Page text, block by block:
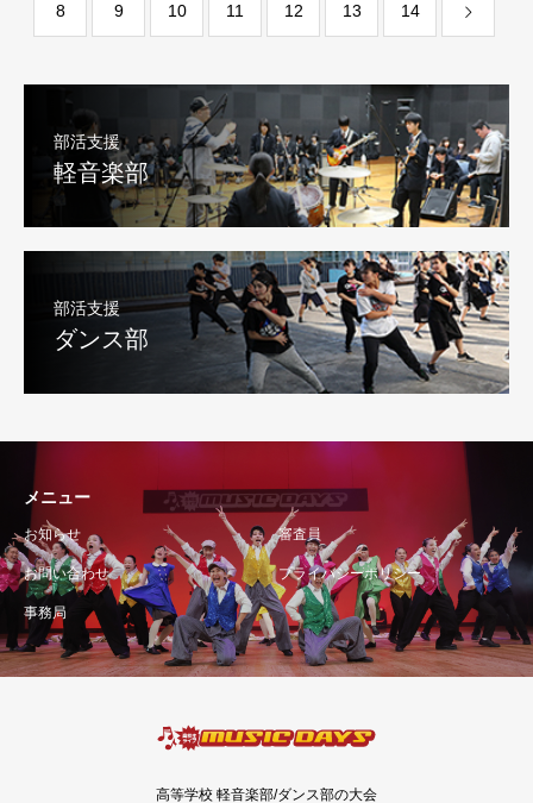
8 9 10 11 12 13 14
部活支援
軽音楽部
部活支援
ダンス部
メニュー
お知らせ 審査員
お問い合わせ プライバシーポリシー
事務局
高等学校 軽音楽部/ダンス部の大会